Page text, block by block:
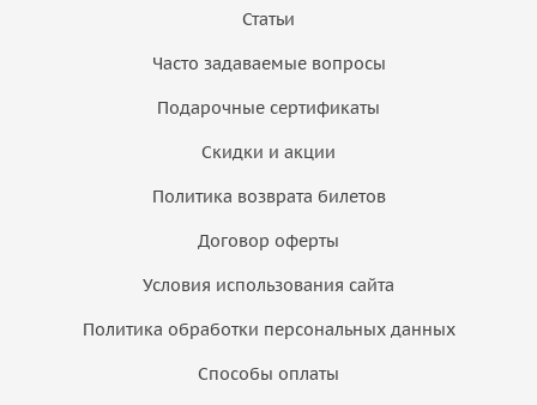
Статьи
Часто задаваемые вопросы
Подарочные сертификаты
Скидки и акции
Политика возврата билетов
Договор оферты
Условия использования сайта
Политика обработки персональных данных
Способы оплаты